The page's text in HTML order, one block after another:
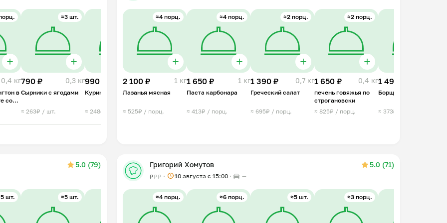
0,4 кг
в
со
≈3 шт.
790 ₽ 0,3 кг
Сырники с ягодами
≈ 263₽ / шт.
≈4 порц.
990 ₽ 1 кг
Куриный суп лапша
≈ 248₽ / порц.
≈2 порц.
1 250 ₽ 0,4 кг
Куриные оладьи с
≈ 625₽ / порц.
≈4 порц.
2 100 ₽ 1 кг
Лазанья мясная
≈ 525₽ / порц.
≈4 порц.
1 650 ₽ 1 кг
Паста карбонара
≈ 413₽ / порц.
≈2 порц.
1 390 ₽ 0,7 кг
Греческий салат
≈ 695₽ / порц.
≈2 порц.
1 650 ₽ 0,4 кг
печень говяжья по
строгановски
≈ 825₽ / порц.
1 490 ₽
Борщ
≈ 373₽ / порц.
5.0 (79)
шт. ≈5 шт. ≈1 порц. ≈3 порц.
Григорий Хомутов 5.0 (71)
₽₽₽ 10 августа с 15:00 —
≈4 порц. ≈6 порц. ≈5 шт. ≈3 порц.